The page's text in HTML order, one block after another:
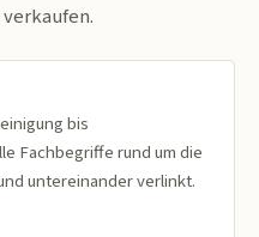
bis
Fachbegriffe rund um die
untereinander verlinkt.